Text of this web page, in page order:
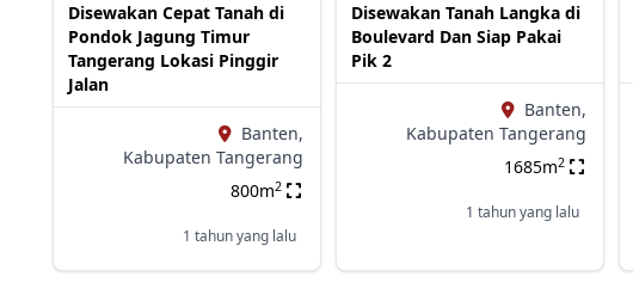
Disewakan Cepat Tanah di
Pondok Jagung Timur
Tangerang Lokasi Pinggir
Jalan
Banten,
Kabupaten Tangerang
800m2
1 tahun yang lalu
Disewakan Tanah Langka di
Boulevard Dan Siap Pakai
Pik 2
Banten,
Kabupaten Tangerang
1685m2
1 tahun yang lalu